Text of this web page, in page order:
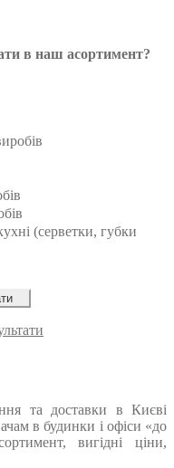
в наш асортимент?
(серветки, губки
та доставки в Києві
в будинки і офіси «до
вигідні ціни,